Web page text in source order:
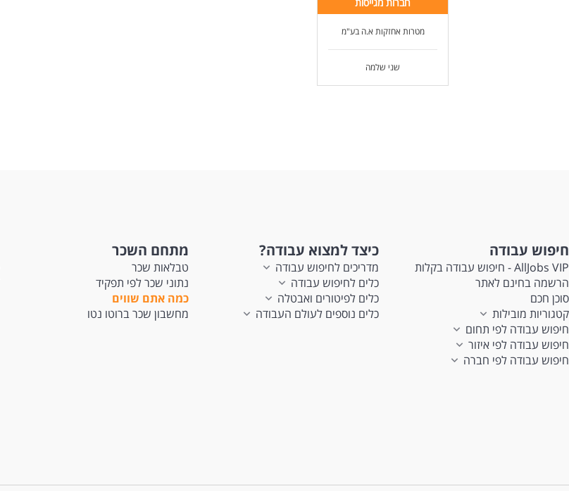
מטרות אחזקות א.ה בע"מ
שני שלמה
חיפוש עבודה
AllJobs VIP - חיפוש עבודה בקלות
הרשמה בחינם לאתר
סוכן חכם
קטגוריות מובילות
חיפוש עבודה לפי תחום
חיפוש עבודה לפי איזור
חיפוש עבודה לפי חברה
כיצד למצוא עבודה?
מדריכים לחיפוש עבודה
כלים לחיפוש עבודה
כלים לפיטורים ואבטלה
כלים נוספים לעולם העבודה
מתחם השכר
טבלאות שכר
נתוני שכר לפי תפקיד
כמה אתם שווים
מחשבון שכר ברוטו נטו